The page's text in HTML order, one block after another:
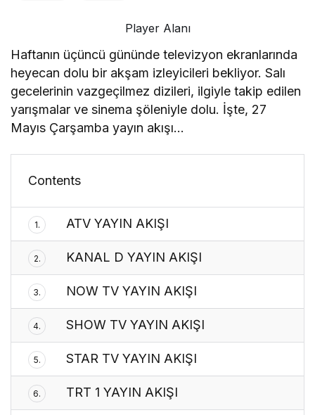
Player Alanı
Haftanın üçüncü gününde televizyon ekranlarında
heyecan dolu bir akşam izleyicileri bekliyor. Salı
gecelerinin vazgeçilmez dizileri, ilgiyle takip edilen
yarışmalar ve sinema şöleniyle dolu. İşte, 27
Mayıs Çarşamba yayın akışı…
Contents
1. ATV YAYIN AKIŞI
2. KANAL D YAYIN AKIŞI
3. NOW TV YAYIN AKIŞI
4. SHOW TV YAYIN AKIŞI
5. STAR TV YAYIN AKIŞI
6. TRT 1 YAYIN AKIŞI